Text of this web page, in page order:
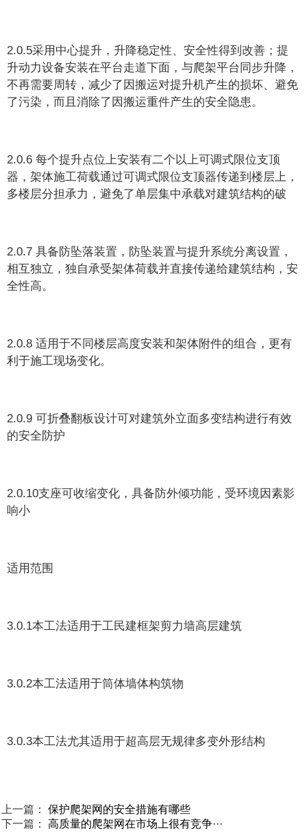
2.0.5采用中心提升，升降稳定性、安全性得到改善；提
升动力设备安装在平台走道下面，与爬架平台同步升降，
不再需要周转，减少了因搬运对提升机产生的损坏、避免
了污染，而且消除了因搬运重件产生的安全隐患。
2.0.6 每个提升点位上安装有二个以上可调式限位支顶
器，架体施工荷载通过可调式限位支顶器传递到楼层上，
多楼层分担承力，避免了单层集中承载对建筑结构的破
2.0.7 具备防坠落装置，防坠装置与提升系统分离设置，
相互独立，独自承受架体荷载并直接传递给建筑结构，安
全性高。
2.0.8 适用于不同楼层高度安装和架体附件的组合，更有
利于施工现场变化。
2.0.9 可折叠翻板设计可对建筑外立面多变结构进行有效
的安全防护
2.0.10支座可收缩变化，具备防外倾功能，受环境因素影
响小
适用范围
3.0.1本工法适用于工民建框架剪力墙高层建筑
3.0.2本工法适用于筒体墙体构筑物
3.0.3本工法尤其适用于超高层无规律多变外形结构
上一篇：保护爬架网的安全措施有哪些
下一篇：高质量的爬架网在市场上很有竞争···